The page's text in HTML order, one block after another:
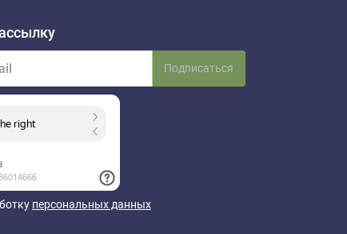
Подписаться
персональных данных